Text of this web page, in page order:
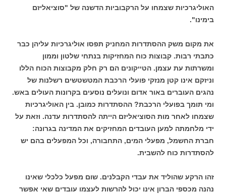
האוליגרכיות שצמחו על הרקבוביות הדשנה של "סוציאליזם
בימינו".
את מקום משק ההסתדרות המחניק תפסו אוליגרכיות עליהן כבר
כתבתי רבות. קבוצות כוח המחזיקות בנתחי שלטון וממון
ומשרתות עת עצמן. הטייקונים הם רק חלק מקבוצות הכוח הללו
וניזקם אינו קטן מנזקי פועלי הרכבת המטשטשים רשלנות של
נהגים העוברים באור אדום ונועלים נוסעים בקרונות העולים באש.
ומי תומך בפועלי הרכבת? ההסתדרות כמובן. בין האוליגרכיות
שצמחו לאחר מות הסוציאליזם הייתה להסתדרות עדנה. וזאת על
ידי מלחמתה למען העובדים המחזיקים את המדינה בגרונה:
חברת החשמל, מפעלי המים, התחבורה, וכל המפעלים בהם יש
להסתדרות כוח להשבית.
זהו הרקע שהוליד את עבדי הקבלנים. שום מפעל כלכלי שאינו
נהנה מכספי הברון אינו יכול להרשות לעצמו עובדים שאי אפשר